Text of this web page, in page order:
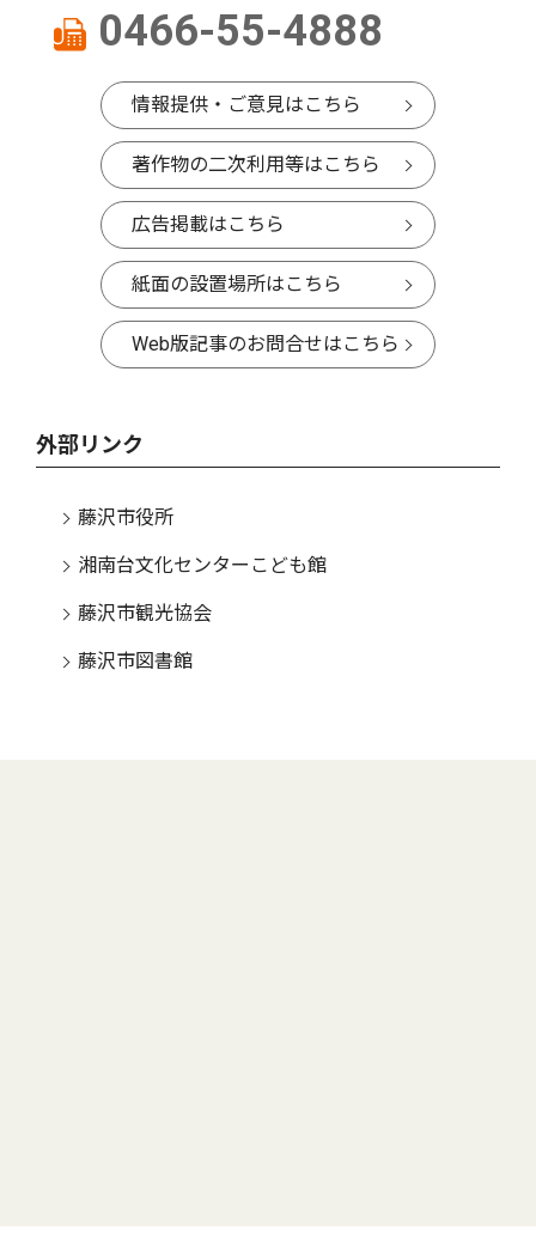
0466-55-4888
情報提供・ご意見はこちら
著作物の二次利用等はこちら
広告掲載はこちら
紙面の設置場所はこちら
Web版記事のお問合せはこちら
外部リンク
藤沢市役所
湘南台文化センターこども館
藤沢市観光協会
藤沢市図書館